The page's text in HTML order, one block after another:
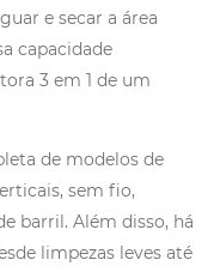
e secar a área
capacidade
3 em 1 de um
de modelos de
sem fio,
barril. Além disso, há
limpezas leves até